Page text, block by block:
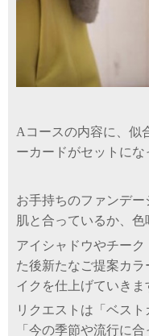
Aコースの内容に、似
ーカードがセットにな
お手持ちのファンデ
肌と合っているか、色
アイシャドウやチー
た後新たなご提案カ
イクを仕上げていきま
リクエストは「ベスト
「今の季節や流行に